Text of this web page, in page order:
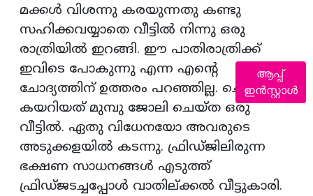
മക്കള്‍ വിശന്നു കരയുന്നതു കണ്ടു
സഹിക്കവയ്യാതെ വീട്ടില്‍ നിന്നു ഒരു
രാത്രിയില്‍ ഇറങ്ങി. ഈ പാതിരാത്രിക്ക്
ഇവിടെ പോകുന്നു എന്ന എന്റെ
ചോദ്യത്തിന് ഉത്തരം പറഞ്ഞില്ല. ചെന്നു
കയറിയത് മുമ്പു ജോലി ചെയ്ത ഒരു
വീട്ടില്‍. ഏതു വിധേനയോ അവരുടെ
അടുക്കളയില്‍ കടന്നു. ഫ്രിഡ്ജിലിരുന്ന
ഭക്ഷണ സാധനങ്ങള്‍ എടുത്ത്
ഫ്രിഡ്ജടച്ചപ്പോള്‍ വാതില്ക്കല്‍ വീട്ടുകാരി.
ആപ്പ്
ഇൻസ്റ്റാൾ